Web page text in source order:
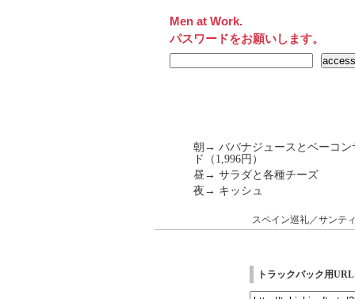
Men at Work.
パスワードをお願いします。
朝→ ババナジュースとベーコン
ド（1,996円）
昼→ サラダと各種チーズ
夜→ キッシュ
スペイン巡礼／サンテ
トラックバック用URL